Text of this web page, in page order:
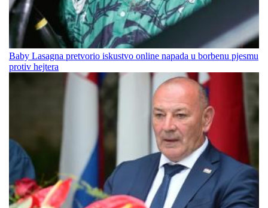
Baby Lasagna pretvorio iskustvo online napada u borbenu pjesmu
protiv hejtera